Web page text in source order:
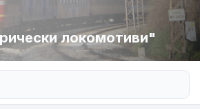
локомотиви"